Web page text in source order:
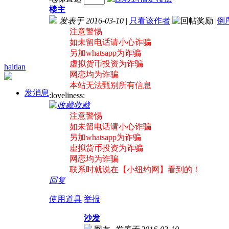
haitian
发消息
楼主
发表于 2016-03-10 | 只看该作者 |倒
注意警惕
如未留电话请小心诈骗
另加whatsapp为诈骗
虚拟货币投资为诈骗
网恋均为诈骗
本站无法甄别所有信息
:loveliness:
收藏
注意警惕
如未留电话请小心诈骗
另加whatsapp为诈骗
虚拟货币投资为诈骗
网恋均为诈骗
联系时就说在【小纽约网】看到的！
回复
使用道具 举报
沙发